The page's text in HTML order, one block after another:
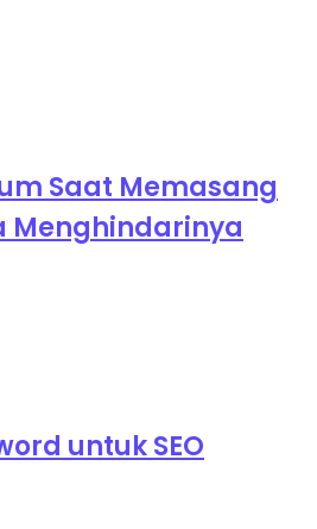
Saat Memasang
Menghindarinya
untuk SEO